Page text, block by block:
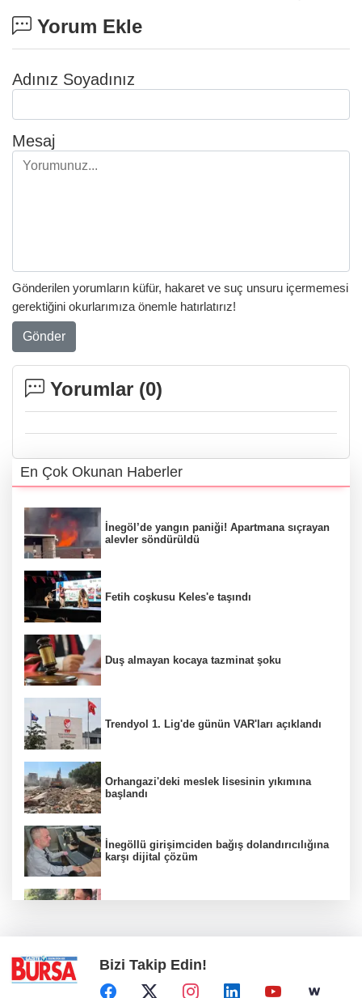
Yorum Ekle
Adınız Soyadınız
Mesaj
Gönderilen yorumların küfür, hakaret ve suç unsuru içermemesi
gerektiğini okurlarımıza önemle hatırlatırız!
Gönder
Yorumlar (0)
En Çok Okunan Haberler
İnegöl’de yangın paniği! Apartmana sıçrayan
alevler söndürüldü
Fetih coşkusu Keles'e taşındı
Duş almayan kocaya tazminat şoku
Trendyol 1. Lig'de günün VAR'ları açıklandı
Orhangazi'deki meslek lisesinin yıkımına
başlandı
İnegöllü girişimciden bağış dolandırıcılığına
karşı dijital çözüm
Bizi Takip Edin!